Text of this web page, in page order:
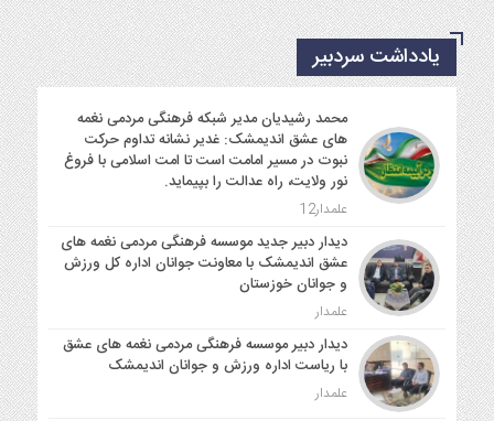
یادداشت سردبیر
محمد رشیدیان مدیر شبکه فرهنگی مردمی نغمه
های عشق اندیمشک: غدیر نشانه تداوم حرکت
نبوت در مسیر امامت است تا امت اسلامی با فروغ
نور ولایت، راه عدالت را بپیماید.
علمدار12
دیدار دبیر جدید موسسه فرهنگی مردمی نغمه های
عشق اندیمشک با معاونت جوانان اداره کل ورزش
و جوانان خوزستان
علمدار
دیدار دبیر موسسه فرهنگی مردمی نغمه های عشق
با ریاست اداره ورزش و جوانان اندیمشک
علمدار